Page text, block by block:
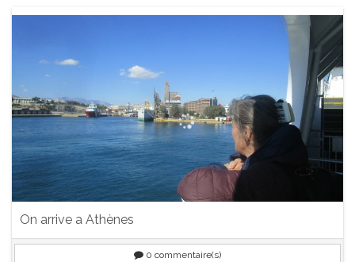
On arrive a Athènes
0 commentaire(s)